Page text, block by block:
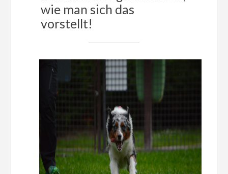
wie man sich das
vorstellt!